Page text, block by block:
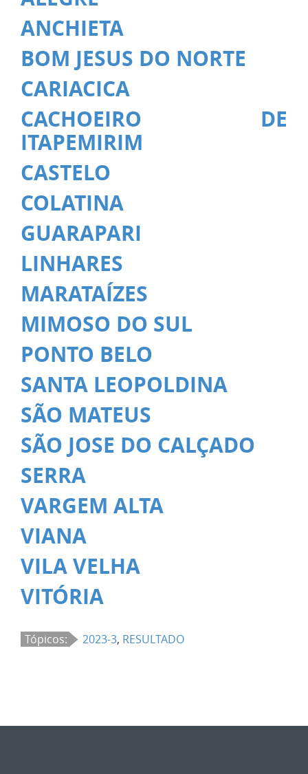
ANCHIETA
BOM JESUS DO NORTE
CARIACICA
CACHOEIRO DE
ITAPEMIRIM
CASTELO
COLATINA
GUARAPARI
LINHARES
MARATAÍZES
MIMOSO DO SUL
PONTO BELO
SANTA LEOPOLDINA
SÃO MATEUS
SÃO JOSE DO CALÇADO
SERRA
VARGEM ALTA
VIANA
VILA VELHA
VITÓRIA
Tópicos: 2023-3, RESULTADO